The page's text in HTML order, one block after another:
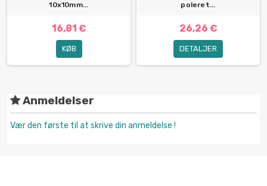
10x10mm...
16,81 €
KØB
poleret...
26,26 €
DETALJER
Anmeldelser
Vær den første til at skrive din anmeldelse !